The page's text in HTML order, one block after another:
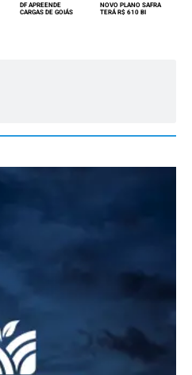
DF APREENDE
CARGAS DE GOIÁS
NOVO PLANO SAFRA
TERÁ R$ 610 BI